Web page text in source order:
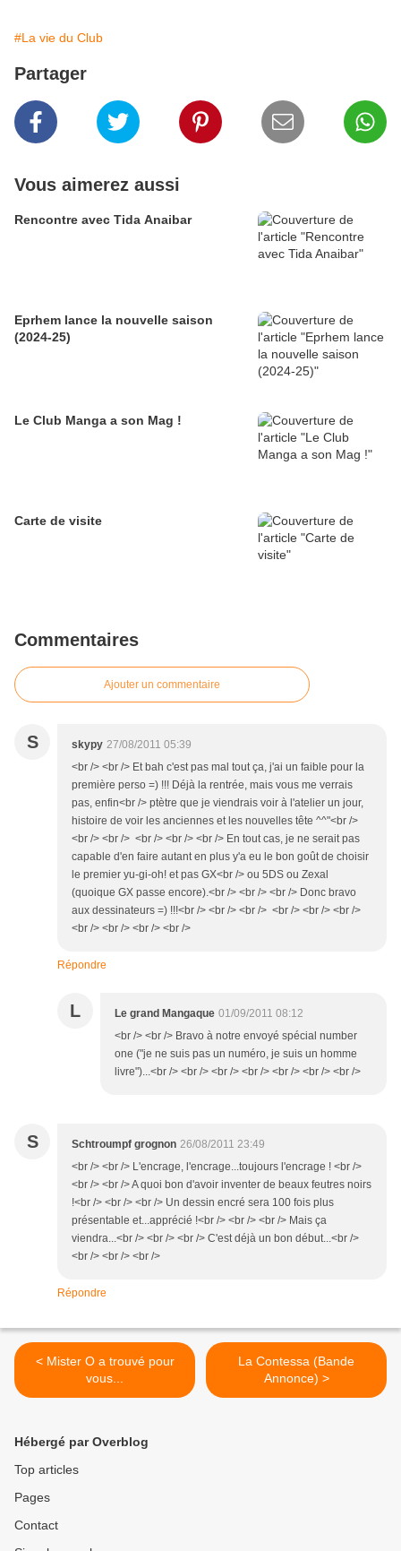
#La vie du Club
Partager
Vous aimerez aussi
Rencontre avec Tida Anaibar
Eprhem lance la nouvelle saison
(2024-25)
Le Club Manga a son Mag !
Carte de visite
Commentaires
Ajouter un commentaire
S skypy 27/08/2011 05:39
<br /> <br /> Et bah c'est pas mal tout ça, j'ai un faible pour la
première perso =) !!! Déjà la rentrée, mais vous me verrais
pas, enfin<br /> ptètre que je viendrais voir à l'atelier un jour,
histoire de voir les anciennes et les nouvelles tête ^^"<br />
<br /> <br /> <br /> <br /> <br /> En tout cas, je ne serait pas
capable d'en faire autant en plus y'a eu le bon goût de choisir
le premier yu-gi-oh! et pas GX<br /> ou 5DS ou Zexal
(quoique GX passe encore).<br /> <br /> <br /> Donc bravo
aux dessinateurs =) !!!<br /> <br /> <br /> <br /> <br /> <br />
<br /> <br /> <br /> <br />
Répondre
L Le grand Mangaque 01/09/2011 08:12
<br /> <br /> Bravo à notre envoyé spécial number
one ("je ne suis pas un numéro, je suis un homme
livre")...<br /> <br /> <br /> <br /> <br /> <br /> <br />
S Schtroumpf grognon 26/08/2011 23:49
<br /> <br /> L'encrage, l'encrage...toujours l'encrage ! <br />
<br /> <br /> A quoi bon d'avoir inventer de beaux feutres noirs
!<br /> <br /> <br /> Un dessin encré sera 100 fois plus
présentable et...apprécié !<br /> <br /> <br /> Mais ça
viendra...<br /> <br /> <br /> C'est déjà un bon début...<br />
<br /> <br /> <br />
Répondre
< Mister O a trouvé pour
vous...
La Contessa (Bande
Annonce) >
Hébergé par Overblog
Top articles
Pages
Contact